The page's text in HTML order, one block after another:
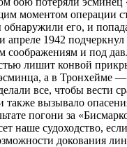
моментом операции
его, и
апреле 1942
и под
лишит конвой
а в Тронхейме
все, чтобы вести
вызывало
погони за
наше судоходство,
докования